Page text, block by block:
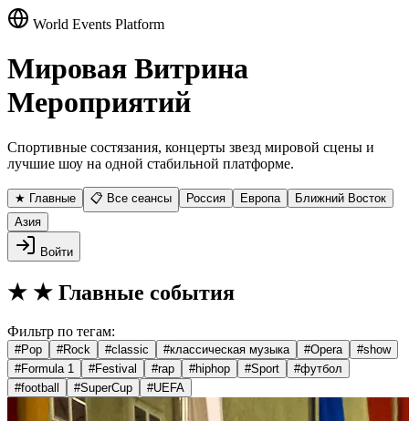
World Events Platform
Мировая Витрина
Мероприятий
Спортивные состязания, концерты звезд мировой сцены и
лучшие шоу на одной стабильной платформе.
★ Главные 📋 Все сеансы Россия Европа
Ближний Восток
Азия
Войти
★ ★ Главные события
Фильтр по тегам:
#Pop #Rock #classic #классическая музыка #Opera #show
#Formula 1 #Festival #rap #hiphop #Sport #футбол
#football #SuperCup #UEFA